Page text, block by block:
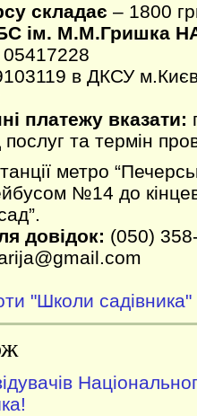
складає – 1800
ім. М.М.Гришка
в ДКСУ
платежу вказати:
послуг та термін
метро
№14 до
довідок: (050)
"Школи садівника"